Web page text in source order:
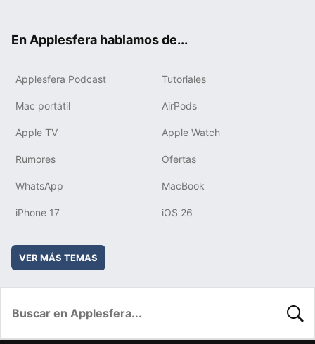
En Applesfera hablamos de...
Applesfera Podcast Tutoriales
Mac portátil AirPods
Apple TV Apple Watch
Rumores Ofertas
WhatsApp MacBook
iPhone 17 iOS 26
VER MÁS TEMAS